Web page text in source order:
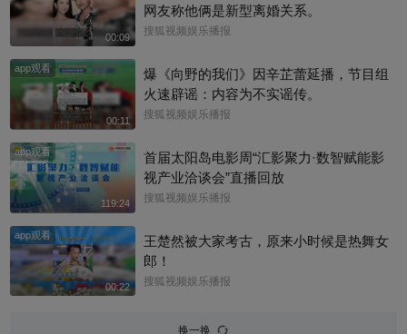
00:09
网友称他俩是新型离婚关系。
搜狐视频娱乐播报
app观看
00:11
爆《向野的我们》因辛芷蕾延播，节目组
火速辟谣：内容为不实谣传。
搜狐视频娱乐播报
app观看
119:24
首届太阳岛电影周“汇影聚力·数智赋能影
视产业洽谈会”直播回放
搜狐视频娱乐播报
app观看
00:22
王楚然被大家考古，原来小时候是热舞女
郎！
搜狐视频娱乐播报
换一换